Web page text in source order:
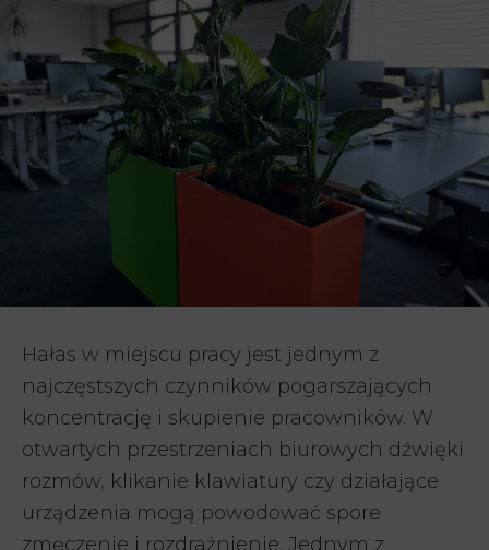
Hałas w miejscu pracy jest jednym z
najczęstszych czynników pogarszających
koncentrację i skupienie pracowników. W
otwartych przestrzeniach biurowych dźwięki
rozmów, klikanie klawiatury czy działające
urządzenia mogą powodować spore
zmęczenie i rozdrażnienie. Jednym z